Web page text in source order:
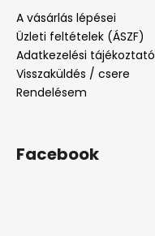
A vásárlás lépései
Üzleti feltételek (ÁSZF)
Adatkezelési tájékoztató
Visszaküldés / csere
Rendelésem
Facebook